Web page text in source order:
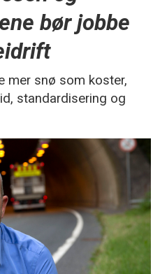
bør jobbe
mer snø som koster,
standardisering og